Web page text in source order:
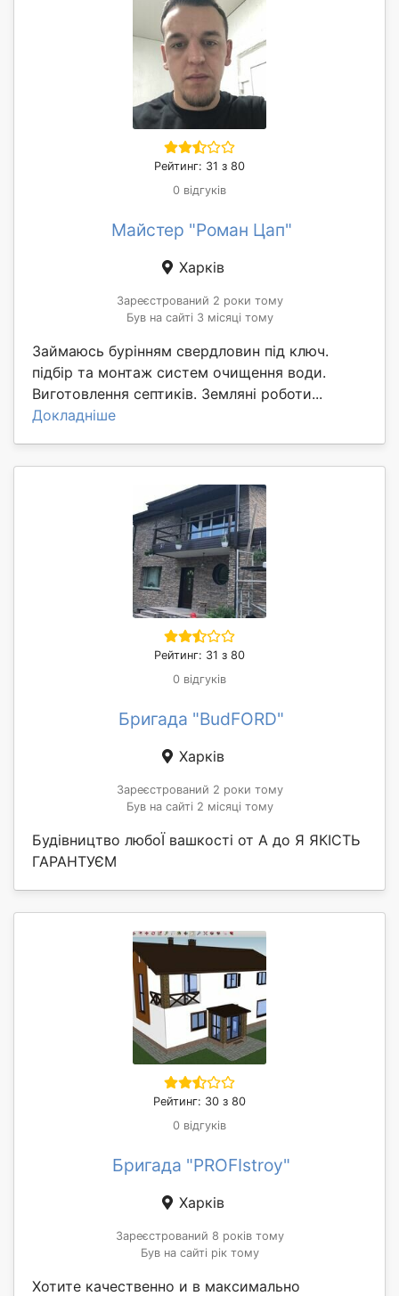
Рейтинг: 31 з 80
0 відгуків
Майстер "Роман Цап"
Харків
Зареєстрований 2 роки тому
Був на сайті 3 місяці тому
Займаюсь бурінням свердловин під ключ.
підбір та монтаж систем очищення води.
Виготовлення септиків. Земляні роботи...
Докладніше
Рейтинг: 31 з 80
0 відгуків
Бригада "BudFORD"
Харків
Зареєстрований 2 роки тому
Був на сайті 2 місяці тому
Будівництво любоЇ вашкості от А до Я ЯКІСТЬ
ГАРАНТУЄМ
Рейтинг: 30 з 80
0 відгуків
Бригада "PROFIstroy"
Харків
Зареєстрований 8 років тому
Був на сайті рік тому
Хотите качественно и в максимально